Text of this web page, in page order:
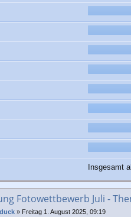
Insgesamt
Fotowettbewerb Juli -
» Freitag 1. August 2025, 09:19